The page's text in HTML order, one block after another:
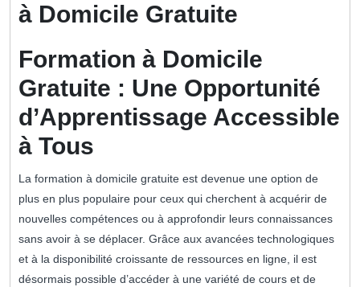
à Domicile Gratuite
Formation à Domicile
Gratuite : Une Opportunité
d’Apprentissage Accessible
à Tous
La formation à domicile gratuite est devenue une option de
plus en plus populaire pour ceux qui cherchent à acquérir de
nouvelles compétences ou à approfondir leurs connaissances
sans avoir à se déplacer. Grâce aux avancées technologiques
et à la disponibilité croissante de ressources en ligne, il est
désormais possible d’accéder à une variété de cours et de